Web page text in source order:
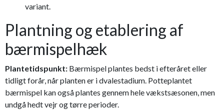
variant.
Plantning og etablering af
bærmispelhæk
Plantetidspunkt: Bærmispel plantes bedst i efteråret eller
tidligt forår, når planten er i dvalestadium. Potteplantet
bærmispel kan også plantes gennem hele vækstsæsonen, men
undgå hedt vejr og tørre perioder.